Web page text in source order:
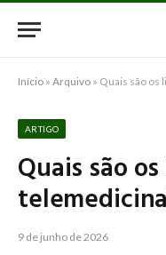
Início » Arquivo » Quais são os
ARTIGO
Quais são
9 de junho de 2026